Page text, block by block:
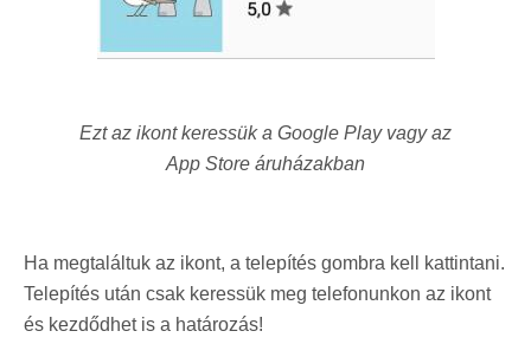
Ezt az ikont keressük a Google Play vagy az
App Store áruházakban
Ha megtaláltuk az ikont, a telepítés gombra kell kattintani.
Telepítés után csak keressük meg telefonunkon az ikont
és kezdődhet is a határozás!